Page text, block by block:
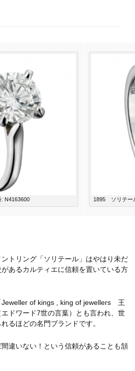
N4163600 1895 ソリテー
トリング「ソリテール」はやはり未だ
あるカルティエに信頼を置いている方
Jeweller of kings , king of jewellers 王
ドワード7世の言葉）とも言われ、世
るほどの名門ブランドです。
違いない！という信頼があることも頷